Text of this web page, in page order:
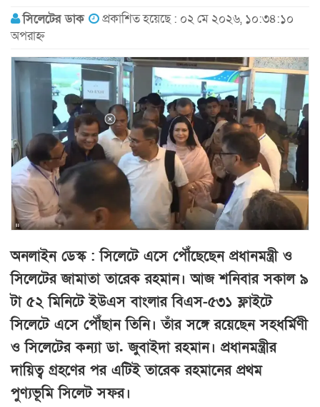
সিলেটের ডাক
প্রকাশিত হয়েছে : ০২ মে ২০২৬, ১০:৩৪:১০
অপরাহ্ন
অনলাইন ডেস্ক : সিলেটে এসে পৌঁছেছেন প্রধানমন্ত্রী ও
সিলেটের জামাতা তারেক রহমান। আজ শনিবার সকাল ৯
টা ৫২ মিনিটে ইউএস বাংলার বিএস-৫৩১ ফ্লাইটে
সিলেটে এসে পৌঁছান তিনি। তাঁর সঙ্গে রয়েছেন সহধর্মিণী
ও সিলেটের কন্যা ডা. জুবাইদা রহমান। প্রধানমন্ত্রীর
দায়িত্ব গ্রহণের পর এটিই তারেক রহমানের প্রথম
পুণ্যভূমি সিলেট সফর।